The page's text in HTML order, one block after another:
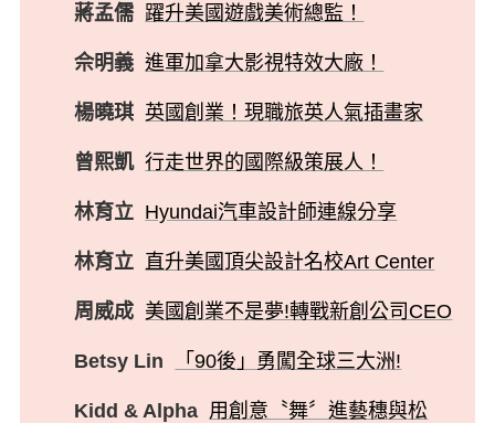
蔣孟儒 躍升美國遊戲美術總監！
佘明義 進軍加拿大影視特效大廠！
楊曉琪 英國創業！現職旅英人氣插畫家
曾熙凱 行走世界的國際級策展人！
林育立 Hyundai汽車設計師連線分享
林育立 直升美國頂尖設計名校Art Center
周威成 美國創業不是夢!轉戰新創公司CEO
Betsy Lin 「90後」勇闖全球三大洲!
Kidd & Alpha 用創意〝舞〞進藝穗與松